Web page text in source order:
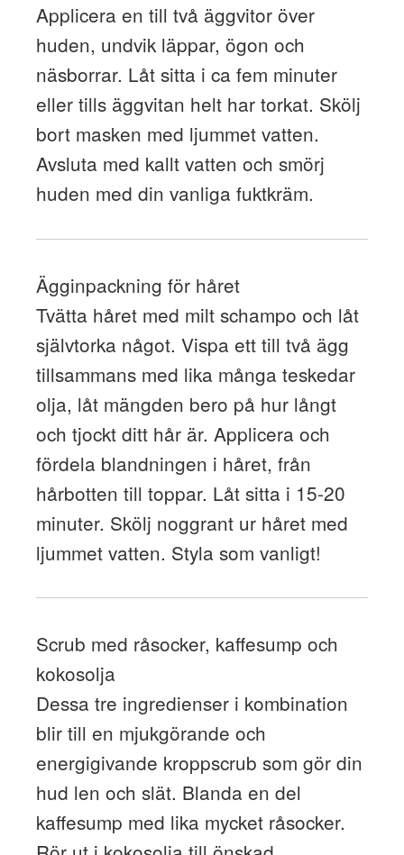
Applicera en till två äggvitor över
huden, undvik läppar, ögon och
näsborrar. Låt sitta i ca fem minuter
eller tills äggvitan helt har torkat. Skölj
bort masken med ljummet vatten.
Avsluta med kallt vatten och smörj
huden med din vanliga fuktkräm.
Ägginpackning för håret
Tvätta håret med milt schampo och låt
självtorka något. Vispa ett till två ägg
tillsammans med lika många teskedar
olja, låt mängden bero på hur långt
och tjockt ditt hår är. Applicera och
fördela blandningen i håret, från
hårbotten till toppar. Låt sitta i 15-20
minuter. Skölj noggrant ur håret med
ljummet vatten. Styla som vanligt!
Scrub med råsocker, kaffesump och
kokosolja
Dessa tre ingredienser i kombination
blir till en mjukgörande och
energigivande kroppscrub som gör din
hud len och slät. Blanda en del
kaffesump med lika mycket råsocker.